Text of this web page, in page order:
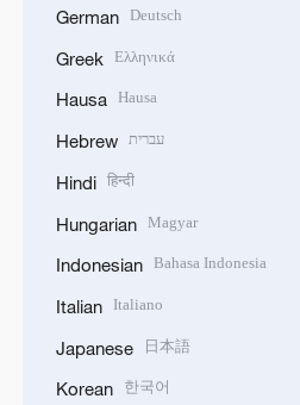
German Deutsch
Greek Ελληνικά
Hausa Hausa
Hebrew עברית
Hindi हिन्दी
Hungarian Magyar
Indonesian Bahasa Indonesia
Italian Italiano
Japanese 日本語
Korean 한국어